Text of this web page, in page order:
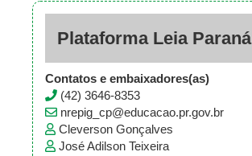
Plataforma Leia Paraná
Contatos e embaixadores(as)
(42) 3646-8353
nrepig_cp@educacao.pr.gov.br
Cleverson Gonçalves
José Adilson Teixeira